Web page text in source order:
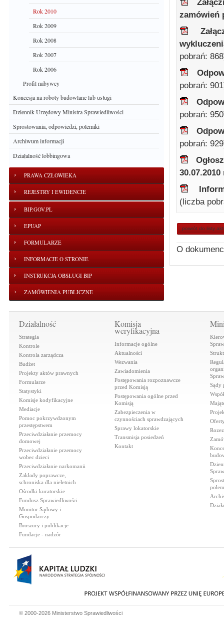
Rok 2010
Rok 2009
Rok 2008
Rok 2007
Rok 2006
Profil nabywcy
Koncesja na roboty budowlane lub usługi
Dziennik Urzędowy Ministra Sprawiedliwości
Sprostowania, odpowiedzi, polemiki
Archiwum informacji
Działalność lobbingowa
PRAWA CZŁOWIEKA
REJESTRY I EWIDENCJE
BIP.GOV.PL
EPUAP
FORMULARZE
INFORMACJE O STRONIE
INSTRUKCJA OBSŁUGI BIP
ZAMÓWIENIA PUBLICZNE
zamówień
pobrań:
pobrań:
pobrań:
pobrań:
(liczba
powrót do listy
O
Działalność
Strategia
Kontrole
Kontrola zarządcza
Budżet
Projekty aktów prawnych
Formularze
Statystyki
Komisje kodyfikacyjne
Mediacje
Pomoc pokrzywdzonym
przestępstwem
Przeciwdziałanie przemocy
domowej
Przeciwdziałanie przemocy
wobec dzieci
Przeciwdziałanie narkomanii
Zakłady poprawcze,
schroniska dla nieletnich
Ośrodki kuratorskie
Fundusz Sprawiedliwości
Monitor Sądowy i
Gospodarczy
Broszury i publikacje
Fundacje - nadzór
Komisja
weryfikacyjna
Informacje ogólne
Aktualności
Wezwania
Zawiadomienia
Postępowania rozpoznawcze
przed Komisją
Postępowania ogólne przed
Komisją
Zabezpieczenia w
czynnościach sprawdzających
Sprawy lokatorskie
Transmisja posiedzeń
Kontakt
Sądy
© 2000-2026 Ministerstwo Sprawiedliwości